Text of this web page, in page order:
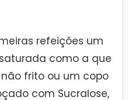
refeições um
como a que
frito ou um copo
com Sucralose,